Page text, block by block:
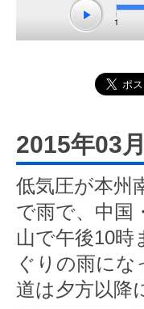
2015年03
低気圧が本州
で雨で、中国
山で午後10時
ぐりの雨に
道は夕方以降